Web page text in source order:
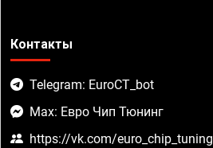
Контакты
Telegram: EuroCT_bot
Max: Евро Чип Тюнинг
https://vk.com/euro_chip_tuning